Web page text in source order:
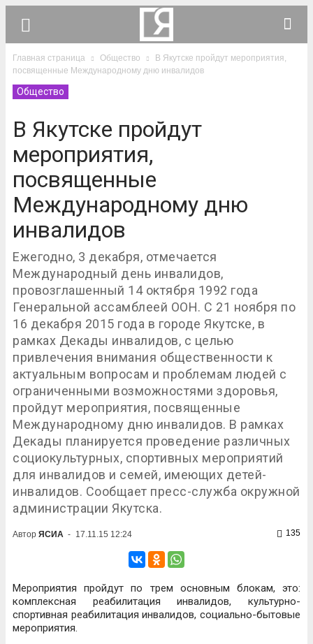
Главная страница Общество
В Якутске пройдут мероприятия,
посвященные Международному дню инвалидов
Общество
В Якутске пройдут
мероприятия,
посвященные
Международному дню
инвалидов
Ежегодно, 3 декабря, отмечается
Международный день инвалидов,
провозглашенный 14 октября 1992 года
Генеральной ассамблеей ООН. С 21 ноября по
16 декабря 2015 года в городе Якутске, в
рамках Декады инвалидов, с целью
привлечения внимания общественности к
актуальным вопросам и проблемам людей с
ограниченными возможностями здоровья,
пройдут мероприятия, посвященные
Международному дню инвалидов. В рамках
Декады планируется проведение различных
социокультурных, спортивных мероприятий
для инвалидов и семей, имеющих детей-
инвалидов. Сообщает пресс-служба окружной
администрации Якутска.
Автор ЯСИА - 17.11.15 12:24 135
Мероприятия пройдут по трем основным блокам, это:
комплексная реабилитация инвалидов, культурно-
спортивная реабилитация инвалидов, социально-бытовые
мероприятия.